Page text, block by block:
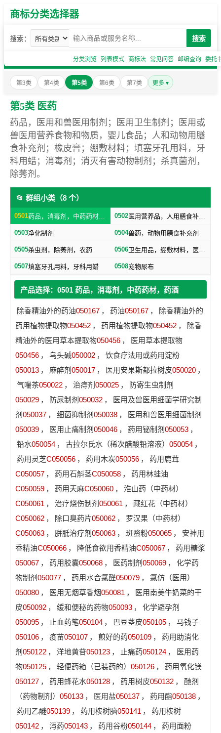
商标分类选择器
搜索： 搜索
分类浏览 列表模式 商标法 常见问答 邮编查询 委托
第3类 第4类 第5类 第6类 第7类 更多 ▾
第5类 医药
药品，医用和兽医用制剂；医用卫生制剂；医用或
兽医用营养食物和物质，婴儿食品；人和动物用膳
食补充剂；橡皮膏；绷敷材料；填塞牙孔用料，牙
科用蜡；消毒剂；消灭有害动物制剂；杀真菌剂，
除莠剂。
📂 群组小类（8 个）
0501 药品，消毒剂，中药药材，药酒 0502 医用营养品，人用膳食补充剂，婴儿食品
0503净化制剂 0504兽药，动物用膳食补充剂
0505杀虫剂，除莠剂，农药 0506 卫生用品，绷敷材料，医用保健袋
0507填塞牙孔用料，牙科用蜡 0508宠物尿布
产品选择：0501 药品，消毒剂，中药药材，药酒
除香精油外的药油050167 ， 药油050167 ，
除香精油外的
药用植物提取物050452 ， 药用植物提取物050452 ，
除香
精油外的医用草本提取物050456 ，
医用草本提取物
050456 ， 乌头碱050002 ，
饮食疗法用或药用淀粉
050013 ， 麻醉剂 050017 ， 医用安果斯都拉树皮050020 ，
气喘茶050022 ， 治痔剂 050025 ，
防寄生虫制剂
050029 ， 防尿制剂 050032 ，
医用及兽医用细菌学研究制
剂 050037 ， 细菌抑制剂 050038 ，
医用和兽医用细菌制剂
050039 ， 医用止痛制剂 050046 ， 药用铋制剂 050053 ，
铅水050054 ， 古拉尔氏水（稀次醋酸铅溶液） 050054 ，
药用灵芝C050056 ， 药用木炭050056 ，
药用鹿茸
C050057 ， 药用石斛茎C050058 ，
药用林蛙油
C050059 ， 药用天麻C050060 ，
淮山药（中药材）
C050061 ， 治疗烧伤制剂 050061 ，
藏红花（中药材）
C050062 ， 除口臭药片050062 ，
罗汉果（中药材）
C050063 ， 胼胝治疗剂 050063 ， 斑蝥粉050065 ，
安神用
香精油C050066 ， 降低食欲用香精油C050067 ，
药用糖浆
050067 ， 药用胶囊050068 ， 医药制剂 050069 ，
化学药
物制剂 050077 ， 药用水合氯醛050079 ，
氯仿（医用）
050080 ， 医用无烟草香烟050081 ，
医用南美牛奶菜的干
皮050092 ， 缓和便秘的药物050093 ，
化学避孕剂
050095 ， 止血药笔050104 ， 巴豆茎皮050105 ，
马钱子
050106 ， 疫苗050107 ， 煎好的药050109 ，
药用助消化
剂 050122 ， 洋地黄苷050123 ， 止痛药050124 ，
医用药
物050125 ， 轻便药箱（已装药的） 050126 ，
药用氧化镁
050127 ， 药用蜂花水050128 ， 药用树皮050132 ，
酏剂
（药物制剂） 050133 ， 医用盐050137 ， 药用酯050138 ，
药用乙醚050139 ， 药用桉树脑050141 ，
药用桉树
050142 ， 泻药050143 ， 药用谷粉050144 ，
药用面粉